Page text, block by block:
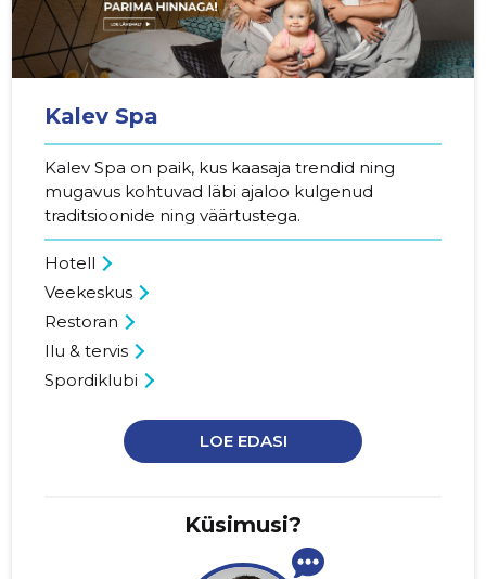
является родным для 44%
населения, и уж точно можно
найти людей на ресепшен со
знаниями русского языка! Но я
делается! Очень не
сталкивался за всё время!
Allikas:google.com
Kalev Spa
Kalev Spa on paik, kus kaasaja trendid ning
mugavus kohtuvad läbi ajaloo kulgenud
traditsioonide ning väärtustega.
Hotell
Veekeskus
Restoran
Ilu & tervis
Spordiklubi
LOE EDASI
Küsimusi?